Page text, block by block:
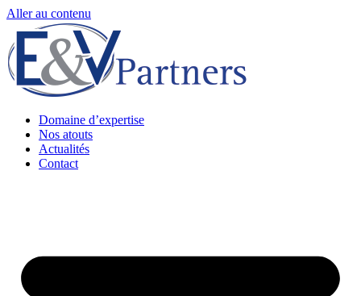
Aller au contenu
Domaine d’expertise
Nos atouts
Actualités
Contact